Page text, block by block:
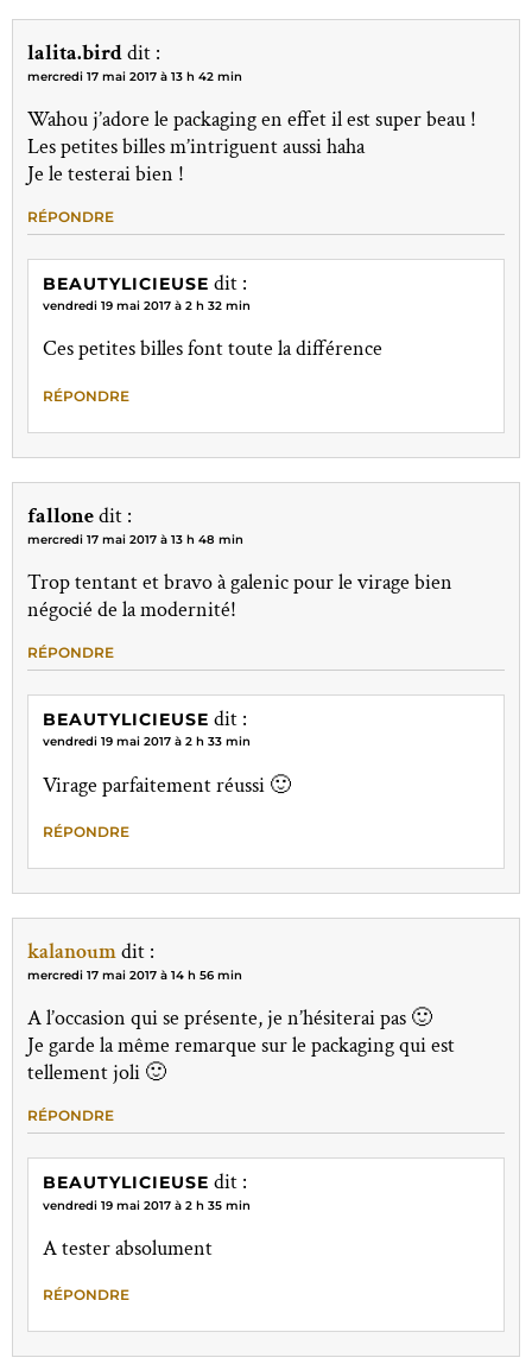
lalita.birddit :
mercredi 17 mai 2017 à 13 h 42 min
Wahou j’adore le packaging en effet il est super beau !
Les petites billes m’intriguent aussi haha
Je le testerai bien !
RÉPONDRE
BEAUTYLICIEUSE dit :
vendredi 19 mai 2017 à 2 h 32 min
Ces petites billes font toute la différence
RÉPONDRE
fallonedit :
mercredi 17 mai 2017 à 13 h 48 min
Trop tentant et bravo à galenic pour le virage bien
négocié de la modernité!
RÉPONDRE
BEAUTYLICIEUSE dit :
vendredi 19 mai 2017 à 2 h 33 min
Virage parfaitement réussi 🙂
RÉPONDRE
kalanoumdit :
mercredi 17 mai 2017 à 14 h 56 min
A l’occasion qui se présente, je n’hésiterai pas 🙂
Je garde la même remarque sur le packaging qui est
tellement joli 🙂
RÉPONDRE
BEAUTYLICIEUSE dit :
vendredi 19 mai 2017 à 2 h 35 min
A tester absolument
RÉPONDRE